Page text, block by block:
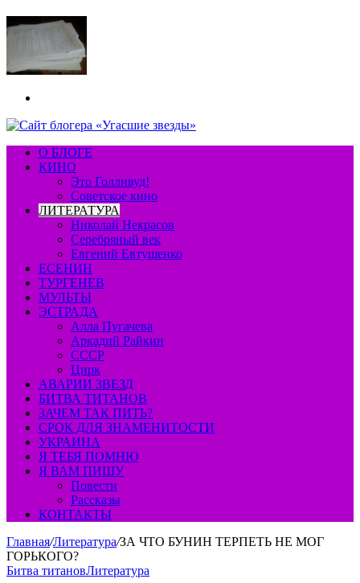
О БЛОГЕ
КИНО
Это Голливуд!
Советское кино
ЛИТЕРАТУРА
Николай Некрасов
Серебряный век
Евгений Евтушенко
ЕСЕНИН
ТУРГЕНЕВ
МУЛЬТЫ
ЭСТРАДА
Алла Пугачева
Аркадий Райкин
СССР
Цирк
АВАРИИ ЗВЕЗД
БИТВА ТИТАНОВ
ЗАЧЕМ ТАК ПИТЬ?
СРОК ДЛЯ ЗНАМЕНИТОСТИ
УКРАИНА
Я ТЕБЯ ПОМНЮ
Я ВАМ ПИШУ
Повести
Рассказы
КОНТАКТЫ
Главная/Литература/ЗА ЧТО БУНИН ТЕРПЕТЬ НЕ МОГ
ГОРЬКОГО?
Битва титановЛитература